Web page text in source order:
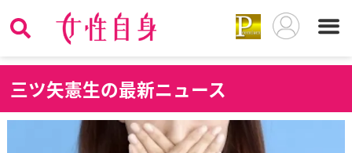
三ツ矢憲生の最新ニュース